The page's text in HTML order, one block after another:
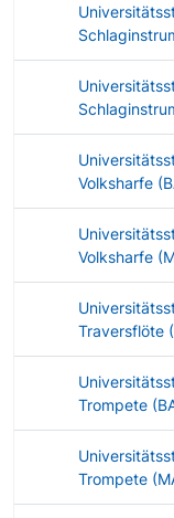
Volksharfe
Volksharfe
Traversflöte
Trompete
Trompete